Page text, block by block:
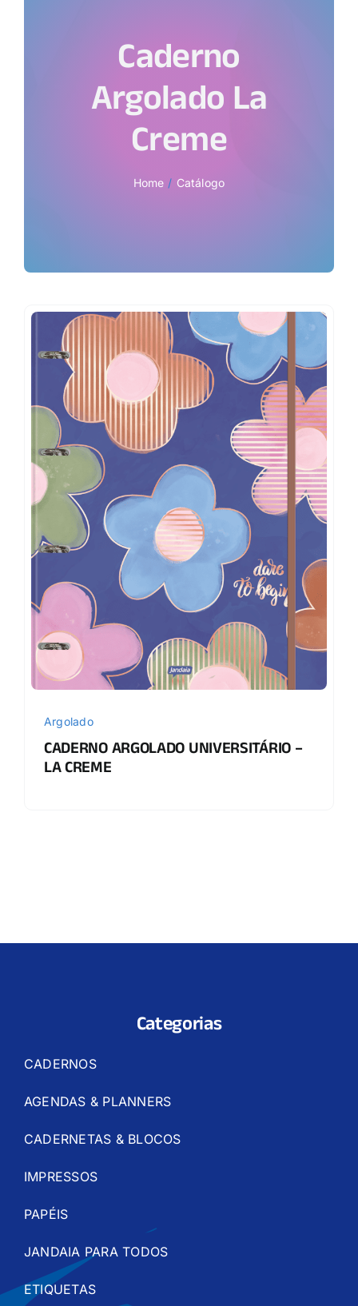
Caderno
Argolado La
Creme
Home Catálogo
Argolado
CADERNO ARGOLADO UNIVERSITÁRIO –
LA CREME
Categorias
CADERNOS
AGENDAS & PLANNERS
CADERNETAS & BLOCOS
IMPRESSOS
PAPÉIS
JANDAIA PARA TODOS
ETIQUETAS